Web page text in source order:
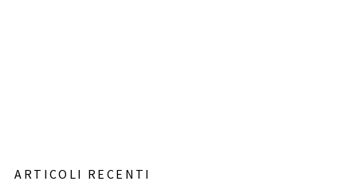
ARTICOLI RECENTI